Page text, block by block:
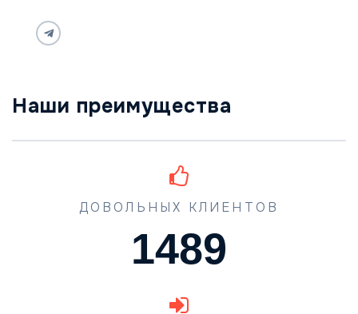
Наши преимущества
ДОВОЛЬНЫХ КЛИЕНТОВ
1489